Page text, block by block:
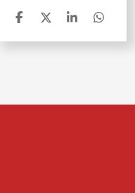
D
l
D
e
S
a
D
l